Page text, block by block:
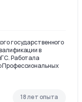
государственного
в
Работала
Профессиональных
18 лет опыта